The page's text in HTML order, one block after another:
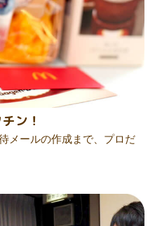
ン！
メールの作成まで、プロだ